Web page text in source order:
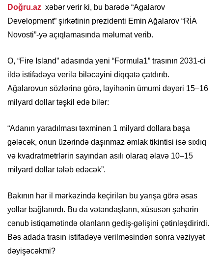
Doğru.az xəbər verir ki, bu barədə “Agalarov
Development” şirkətinin prezidenti Emin Ağalarov “RİA
Novosti”-yə açıqlamasında məlumat verib.
O, “Fire Island” adasında yeni “Formula1” trasının 2031-ci
ildə istifadəyə verilə biləcəyini diqqətə çatdırıb.
Ağalarovun sözlərinə görə, layihənin ümumi dəyəri 15–16
milyard dollar təşkil edə bilər:
“Adanın yaradılması təxminən 1 milyard dollara başa
gələcək, onun üzərində daşınmaz əmlak tikintisi isə sıxlıq
və kvadratmetrlərin sayından asılı olaraq əlavə 10–15
milyard dollar tələb edəcək”.
Bakının hər il mərkəzində keçirilən bu yarışa görə əsas
yollar bağlanırdı. Bu da vətəndaşların, xüsusən şəhərin
cənub istiqamətində olanların gediş-gəlişini çətinləşdirirdi.
Bəs adada trasın istifadəyə verilməsindən sonra vəziyyət
dəyişəcəkmi?